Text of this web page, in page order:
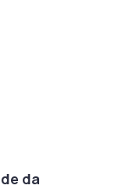
da